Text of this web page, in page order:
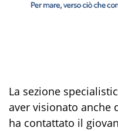
La sezione
aver visionato anche
ha contattato il